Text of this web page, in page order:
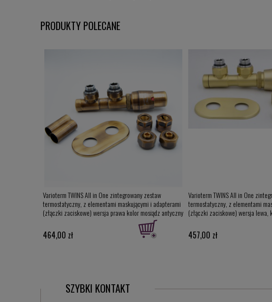
PRODUKTY POLECANE
Varioterm TWINS All in One zintegrowany zestaw
termostatyczny, z elementami maskującymi i adapterami
(złączki zaciskowe) wersja prawa kolor mosiądz antyczny
464,00 zł
Varioterm TWINS All in One
termostatyczny, z elementami
(złączki zaciskowe) wersja lewa,
457,00 zł
SZYBKI KONTAKT